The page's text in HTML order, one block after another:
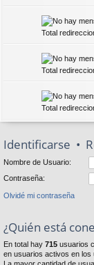
Total
Total
Total
Identificarse •
Nombre de Usuario:
Contraseña:
Olvidé mi contraseña
¿Quién está
En total hay 715 usuarios
en usuarios activos en los